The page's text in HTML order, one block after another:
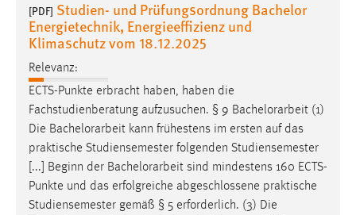
[PDF] Studien- und Prüfungsordnung Bachelor
Energietechnik, Energieeffizienz und
Klimaschutz vom 18.12.2025
Relevanz:
ECTS-Punkte erbracht haben, haben die
Fachstudienberatung aufzusuchen. § 9 Bachelorarbeit (1)
Die Bachelorarbeit kann frühestens im ersten auf das
praktische Studiensemester folgenden Studiensemester
[...] Beginn der Bachelorarbeit sind mindestens 160 ECTS-
Punkte und das erfolgreiche abgeschlossene praktische
Studiensemester gemäß § 5 erforderlich. (3) Die
Performance
Name:
staticfilecache
Zweck:
Für performante Seitenauslieferung wird in diesem Cookie
gespeichert, ob man eingeloggt ist.
Sprachpräferenz